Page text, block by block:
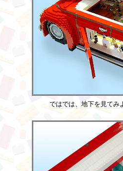
ではでは、地下を見てみ